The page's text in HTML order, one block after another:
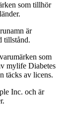
som tillhör
är
tillstånd.
som
mylife Diabetes
täcks av licens.
Inc. och är